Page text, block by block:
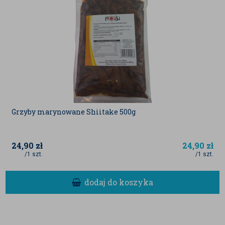
Grzyby marynowane Shiitake 500g
24,90 zł
/1 szt.
24,90 zł
/1 szt.
dodaj do koszyka